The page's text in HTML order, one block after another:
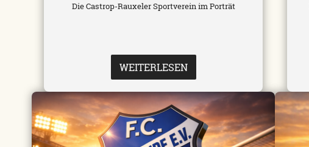
Die Castrop-Rauxeler Sportverein im Porträt
WEITERLESEN